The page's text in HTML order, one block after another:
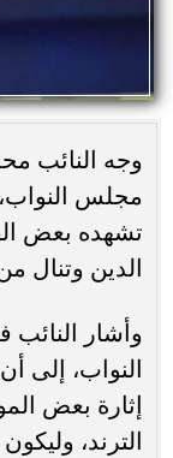
وجه النائب
مجلس النواب،
تشهده بعض
الدين وتنال
وأشار
النواب، إلى
إثارة بعض
الترند،